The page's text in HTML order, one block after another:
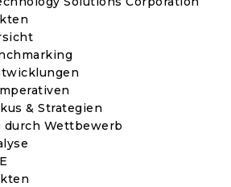
& Strategien
durch Wettbewerb